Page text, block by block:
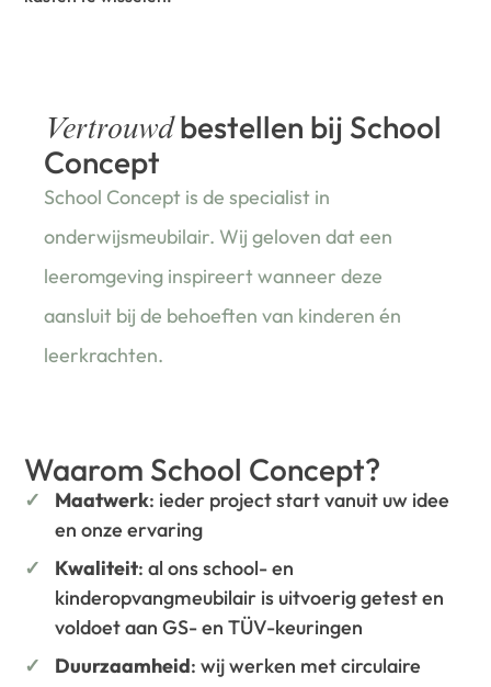
Vertrouwdbestellen bij School
Concept
School Concept is de specialist in
onderwijsmeubilair. Wij geloven dat een
leeromgeving inspireert wanneer deze
aansluit bij de behoeften van kinderen én
leerkrachten.
Waarom School Concept?
Maatwerk: ieder project start vanuit uw idee
en onze ervaring
Kwaliteit: al ons school- en
kinderopvangmeubilair is uitvoerig getest en
voldoet aan GS- en TÜV-keuringen
Duurzaamheid: wij werken met circulaire